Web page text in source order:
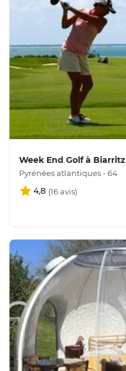
Week End Golf à Biarritz
Pyrénées atlantiques - 64
4,8